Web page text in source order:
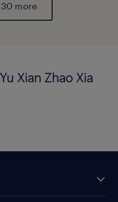
more
Xian Zhao Xia